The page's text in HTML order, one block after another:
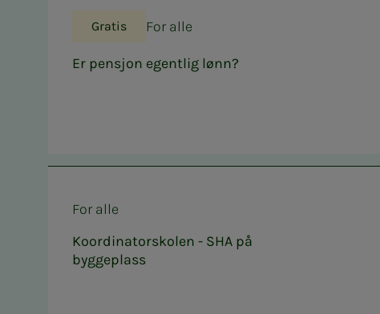
Gratis For alle
Er pensjon egentlig lønn?
For alle
Koordinatorskolen - SHA på
byggeplass